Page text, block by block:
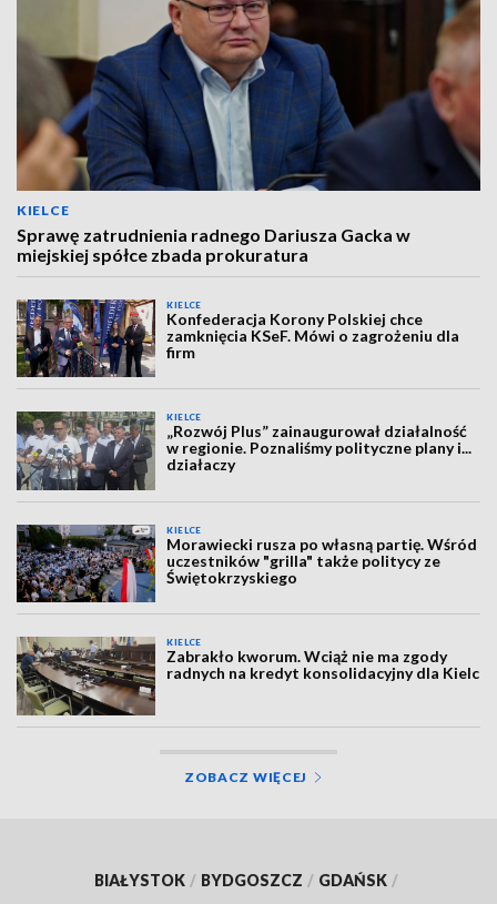
KIELCE
Sprawę zatrudnienia radnego Dariusza Gacka w
miejskiej spółce zbada prokuratura
KIELCE
Konfederacja Korony Polskiej chce
zamknięcia KSeF. Mówi o zagrożeniu dla
firm
KIELCE
„Rozwój Plus” zainaugurował działalność
w regionie. Poznaliśmy polityczne plany i...
działaczy
KIELCE
Morawiecki rusza po własną partię. Wśród
uczestników "grilla" także politycy ze
Świętokrzyskiego
KIELCE
Zabrakło kworum. Wciąż nie ma zgody
radnych na kredyt konsolidacyjny dla Kielc
ZOBACZ WIĘCEJ
BIAŁYSTOK / BYDGOSZCZ / GDAŃSK /